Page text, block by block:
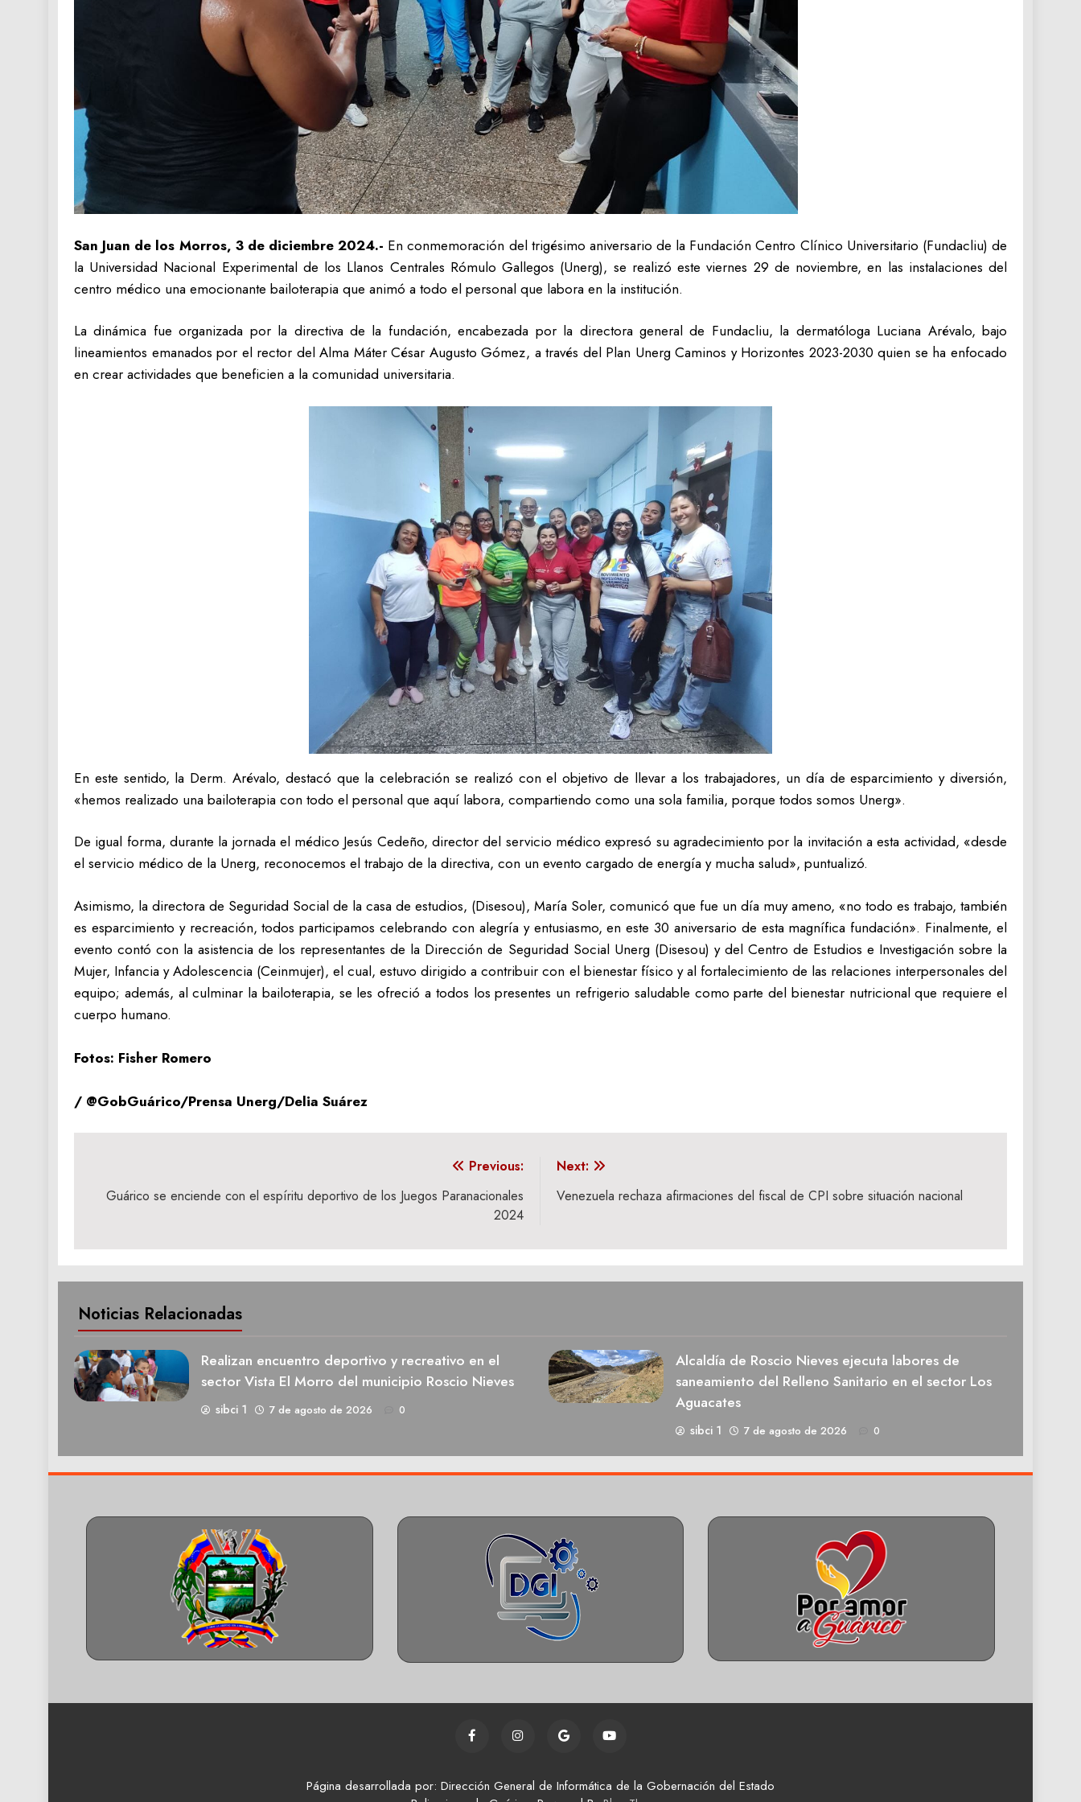
San Juan de los Morros, 3 de diciembre 2024.- En conmemoración del trigésimo aniversario de la Fundación Centro Clínico Universitario (Fundacliu) de
la Universidad Nacional Experimental de los Llanos Centrales Rómulo Gallegos (Unerg), se realizó este viernes 29 de noviembre, en las instalaciones del
centro médico una emocionante bailoterapia que animó a todo el personal que labora en la institución.
La dinámica fue organizada por la directiva de la fundación, encabezada por la directora general de Fundacliu, la dermatóloga Luciana Arévalo, bajo
lineamientos emanados por el rector del Alma Máter César Augusto Gómez, a través del Plan Unerg Caminos y Horizontes 2023-2030 quien se ha enfocado
en crear actividades que beneficien a la comunidad universitaria.
En este sentido, la Derm. Arévalo, destacó que la celebración se realizó con el objetivo de llevar a los trabajadores, un día de esparcimiento y diversión,
«hemos realizado una bailoterapia con todo el personal que aquí labora, compartiendo como una sola familia, porque todos somos Unerg».
De igual forma, durante la jornada el médico Jesús Cedeño, director del servicio médico expresó su agradecimiento por la invitación a esta actividad, «desde
el servicio médico de la Unerg, reconocemos el trabajo de la directiva, con un evento cargado de energía y mucha salud», puntualizó.
Asimismo, la directora de Seguridad Social de la casa de estudios, (Disesou), María Soler, comunicó que fue un día muy ameno, «no todo es trabajo, también
es esparcimiento y recreación, todos participamos celebrando con alegría y entusiasmo, en este 30 aniversario de esta magnífica fundación». Finalmente, el
evento contó con la asistencia de los representantes de la Dirección de Seguridad Social Unerg (Disesou) y del Centro de Estudios e Investigación sobre la
Mujer, Infancia y Adolescencia (Ceinmujer), el cual, estuvo dirigido a contribuir con el bienestar físico y al fortalecimiento de las relaciones interpersonales del
equipo; además, al culminar la bailoterapia, se les ofreció a todos los presentes un refrigerio saludable como parte del bienestar nutricional que requiere el
cuerpo humano.
Fotos: Fisher Romero
/ @GobGuárico/Prensa Unerg/Delia Suárez
de
Previous:
Guárico se enciende con el espíritu deportivo de los Juegos Paranacionales
2024
Next:
Venezuela rechaza afirmaciones del fiscal de CPI sobre situación nacional
Noticias Relacionadas
Realizan encuentro deportivo y recreativo en el
sector Vista El Morro del municipio Roscio Nieves
sibci 1 7 de agosto de 2026 0
Alcaldía de Roscio Nieves ejecuta labores de
saneamiento del Relleno Sanitario en el sector Los
Aguacates
sibci 1 7 de agosto de 2026 0
Página desarrollada por: Dirección General de Informática de la Gobernación del Estado